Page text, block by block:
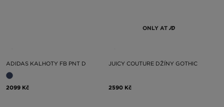
ADIDAS KALHOTY FB PNT D
2099 Kč
ONLY AT
JUICY COUTURE DŽÍNY GOTHIC
2590 Kč